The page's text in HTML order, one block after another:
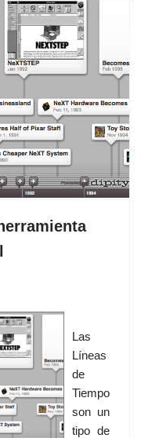
Las
Líneas
de
Tiempo
son un
tipo de